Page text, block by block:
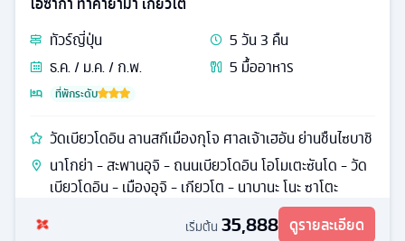
ทัวร์ญี่ปุ่น 5วัน3 คืน
ธ.ค. / ม.ค. / ก.พ.
5 มื้ออาหาร
ที่พักระดับ
วัดเบียวโดอิน ลานสกีเมืองกุโจ ศาลเจ้าเฮอัน ย่านชืนไซบาชิ
นาโกย่า - สะพานอุจิ - ถนนเบียวโดอิน โอโมเตะซันโด - วัด
เบียวโดอิน - เมืองอุจิ - เกียวโต - นาบานะ โนะ ซาโตะ
เริ่มต้น 35,888 ดูรายละเอียด